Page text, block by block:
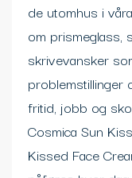
de utomhus i
om prismeglass,
skrivevansker
problemstillinger
fritid, jobb og
Cosmica Sun
Kissed Face